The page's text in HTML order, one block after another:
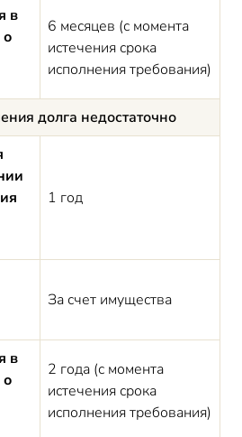
в
о
6 месяцев (с момента
истечения срока
исполнения требования)
долга недостаточно
1 год
За счет имущества
в
о
2 года (с момента
истечения срока
исполнения требования)